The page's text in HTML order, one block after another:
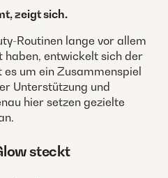
zeigt sich.
Routinen lange vor allem
haben, entwickelt sich der
um ein Zusammenspiel
Unterstützung und
hier setzen gezielte
steckt